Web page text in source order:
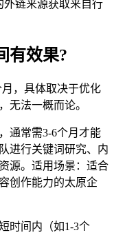
外链来源获取来自行
有效果?
，具体取决于优化
无法一概而论。
通常需3-6个月才能
进行关键词研究、内
源。适用场景：适合
创作能力的太原企
时间内（如1-3个